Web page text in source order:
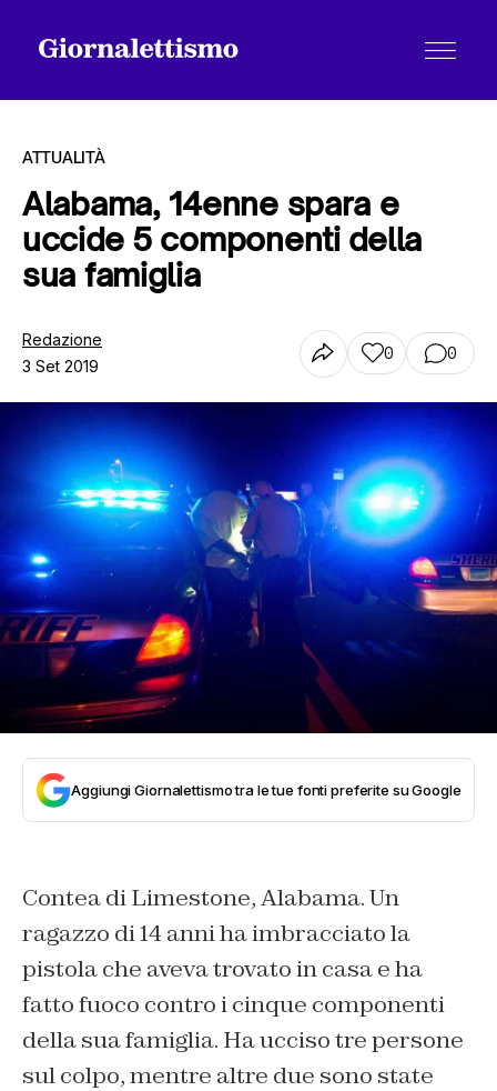
Tutti gli articoli
Chi siamo
Contatti
ATTUALITÀ
Alabama, 14enne spara e
uccide 5 componenti della
sua famiglia
Redazione
3 Set 2019
0 0
Aggiungi Giornalettismo tra le tue fonti preferite su Google
Contea di Limestone, Alabama. Un
ragazzo di 14 anni ha imbracciato la
pistola che aveva trovato in casa e ha
fatto fuoco contro i cinque componenti
della sua famiglia. Ha ucciso tre persone
sul colpo, mentre altre due sono state